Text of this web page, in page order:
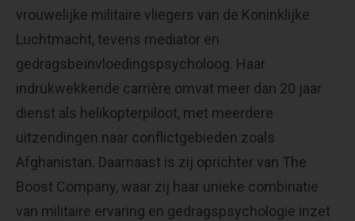
vrouwelijke militaire vliegers van de Koninklijke
Luchtmacht, tevens mediator en
gedragsbeïnvloedingspsycholoog. Haar
indrukwekkende carrière omvat meer dan 20 jaar
dienst als helikopterpiloot, met meerdere
uitzendingen naar conflictgebieden zoals
Afghanistan. Daarnaast is zij oprichter van The
Boost Company, waar zij haar unieke combinatie
van militaire ervaring en gedragspsychologie inzet